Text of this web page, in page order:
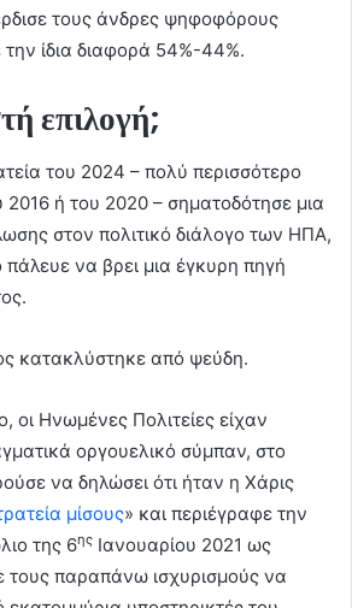
τους άνδρες ψηφοφόρους
την ίδια διαφορά 54%-44%.
επιλογή;
του 2024 – πολύ περισσότερο
2016 ή του 2020 – σηματοδότησε μια
στον πολιτικό διάλογο των ΗΠΑ,
πάλευε να βρει μια έγκυρη πηγή
κατακλύστηκε από ψεύδη.
οι Ηνωμένες Πολιτείες είχαν
οργουελικό σύμπαν, στο
να δηλώσει ότι ήταν η Χάρις
μίσους» και περιέγραφε την
της 6ης Ιανουαρίου 2021 ως
τους παραπάνω ισχυρισμούς να